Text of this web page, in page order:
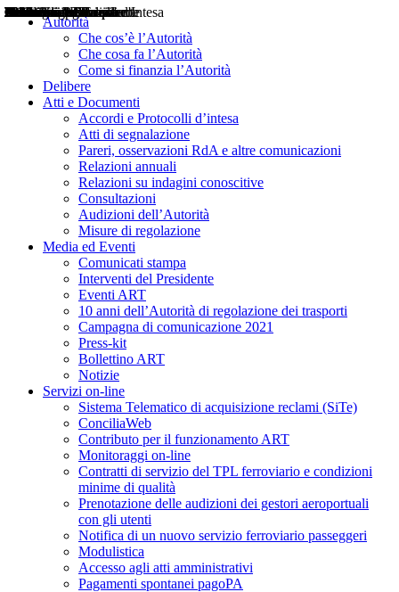
Autorità
Che cos’è l’Autorità
Che cosa fa l’Autorità
Come si finanzia l’Autorità
Delibere
Atti e Documenti
Accordi e Protocolli d’intesa
Atti di segnalazione
Pareri, osservazioni RdA e altre comunicazioni
Relazioni annuali
Relazioni su indagini conoscitive
Consultazioni
Audizioni dell’Autorità
Misure di regolazione
Media ed Eventi
Comunicati stampa
Interventi del Presidente
Eventi ART
10 anni dell’Autorità di regolazione dei trasporti
Campagna di comunicazione 2021
Press-kit
Bollettino ART
Notizie
Servizi on-line
Sistema Telematico di acquisizione reclami (SiTe)
ConciliaWeb
Contributo per il funzionamento ART
Monitoraggi on-line
Contratti di servizio del TPL ferroviario e condizioni
minime di qualità
Prenotazione delle audizioni dei gestori aeroportuali
con gli utenti
Notifica di un nuovo servizio ferroviario passeggeri
Modulistica
Accesso agli atti amministrativi
Pagamenti spontanei pagoPA
Delibere
Pareri
Consultazioni
Audizioni
Atti di Segnalazione
Accordi e Protocolli d'Intesa
Relazioni annuali
Misure di regolazione
Notizie
Comunicati Stampa
Bollettini ART
Convegni ART
Interviste del Presidente
Articoli in primo piano
Interventi del Presidente
2004
2005
2010
2013
2014
2015
2016
2017
2018
2019
202
2020
2021
2022
2023
2024
2025
2026
Aereo
Marittimo
Terrestre